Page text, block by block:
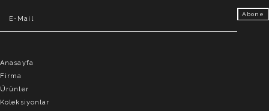
Anasayfa
Firma
Ürünler
Koleksiyonlar